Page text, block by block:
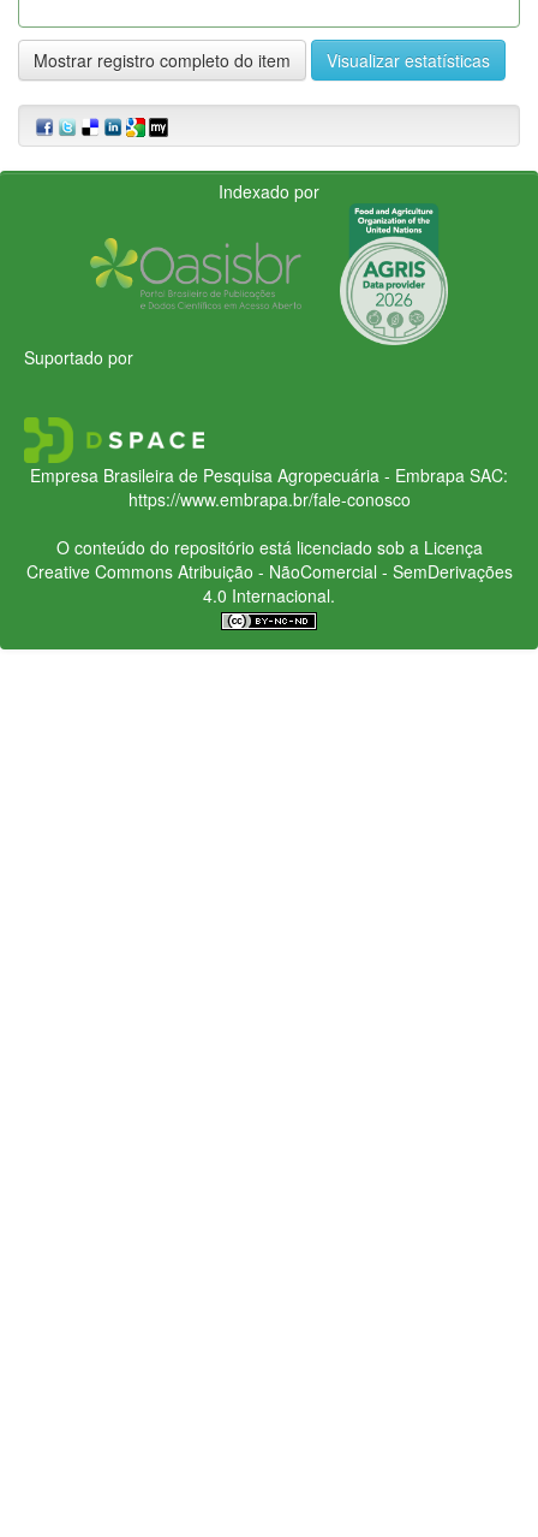
Mostrar registro completo do item Visualizar estatísticas
Indexado por
Suportado por
Empresa Brasileira de Pesquisa Agropecuária - Embrapa SAC:
https://www.embrapa.br/fale-conosco
O conteúdo do repositório está licenciado sob a Licença
Creative CommonsAtribuição - NãoComercial - SemDerivações
4.0 Internacional.